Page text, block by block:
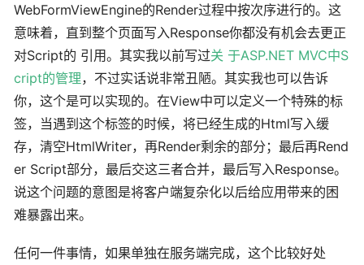
WebFormViewEngine的Render过程中按次序进行的。这
意味着，直到整个页面写入Response你都没有机会去更正
对Script的 引用。其实我以前写过关 于ASP.NET MVC中S
cript的管理，不过实话说非常丑陋。其实我也可以告诉
你，这个是可以实现的。在View中可以定义一个特殊的标
签，当遇到这个标签的时候，将已经生成的Html写入缓
存，清空HtmlWriter，再Render剩余的部分；最后再Rend
er Script部分，最后交这三者合并，最后写入Response。
说这个问题的意图是将客户端复杂化以后给应用带来的困
难暴露出来。
任何一件事情，如果单独在服务端完成，这个比较好处